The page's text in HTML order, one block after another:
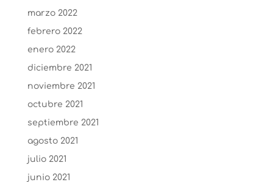
marzo 2022
febrero 2022
enero 2022
diciembre 2021
noviembre 2021
octubre 2021
septiembre 2021
agosto 2021
julio 2021
junio 2021